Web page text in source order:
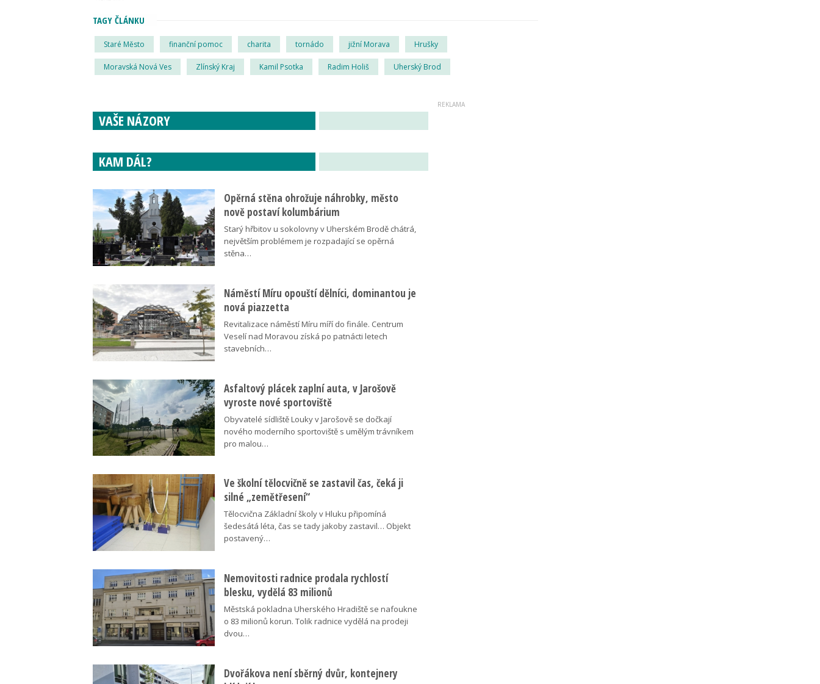
TAGY ČLÁNKU
Staré Město finanční pomoc charita tornádo jižní Morava Hrušky
Moravská Nová Ves Zlínský Kraj Kamil Psotka Radim Holiš Uherský Brod
VAŠE NÁZORY
KAM DÁL?
Opěrná stěna ohrožuje náhrobky, město
nově postaví kolumbárium
Starý hřbitov u sokolovny v Uherském Brodě chátrá,
největším problémem je rozpadající se opěrná
stěna…
Náměstí Míru opouští dělníci, dominantou je
nová piazzetta
Revitalizace náměstí Míru míří do finále. Centrum
Veselí nad Moravou získá po patnácti letech
stavebních…
Asfaltový plácek zaplní auta, v Jarošově
vyroste nové sportoviště
Obyvatelé sídliště Louky v Jarošově se dočkají
nového moderního sportoviště s umělým trávníkem
pro malou…
Ve školní tělocvičně se zastavil čas, čeká ji
silné „zemětřesení“
Tělocvična Základní školy v Hluku připomíná
šedesátá léta, čas se tady jakoby zastavil… Objekt
postavený…
Nemovitosti radnice prodala rychlostí
blesku, vydělá 83 milionů
Městská pokladna Uherského Hradiště se nafoukne
o 83 milionů korun. Tolik radnice vydělá na prodeji
dvou…
Dvořákova není sběrný dvůr, kontejnery